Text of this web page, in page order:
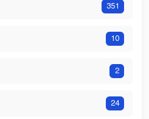
351
10
2
24